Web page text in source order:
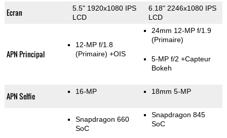
Ecran
5.5" 1920x1080 IPS
LCD
6.18" 2246x1080 IPS
LCD
APN Principal
12-MP f/1.8
(Primaire) +OIS
24mm 12-MP f/1.9
(Primaire)
5-MP f/2 +Capteur
Bokeh
APN Selfie 16-MP 18mm 5-MP
Snapdragon 660
SoC
Snapdragon 845
SoC